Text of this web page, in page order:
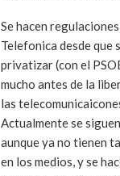
Se hacen
Telefonica desde que
privatizar (con el
mucho antes de la
las
Actualmente se
aunque ya no tienen
en los medios, y se